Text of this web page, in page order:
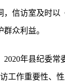
信访室及时以
众利益。
年县纪委常
工作重要性、